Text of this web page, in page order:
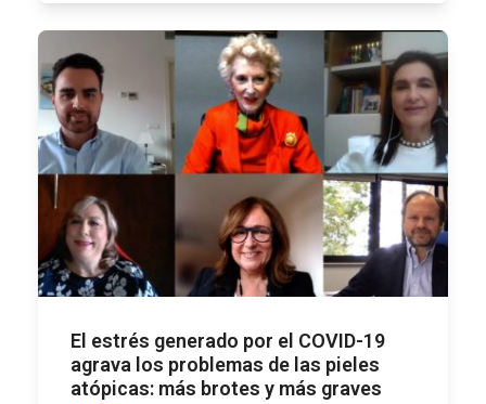
El estrés generado por el COVID-19
agrava los problemas de las pieles
atópicas: más brotes y más graves